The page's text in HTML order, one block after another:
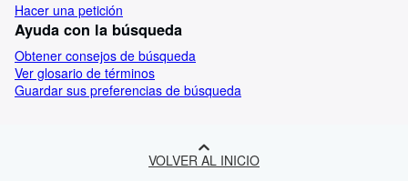
Hacer una petición
Ayuda con la búsqueda
Obtener consejos de búsqueda
Ver glosario de términos
Guardar sus preferencias de búsqueda
VOLVER AL INICIO